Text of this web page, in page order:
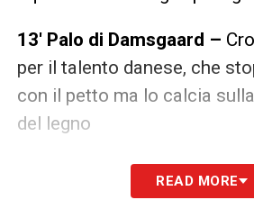
13′ Palo di Damsgaard –
per il talento danese, che
con il petto ma lo calcia
del legno
15′ Ancora Damsgaard
Traversone di Depaoli e
READ MORE